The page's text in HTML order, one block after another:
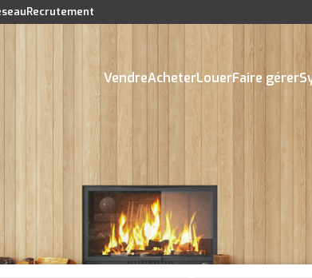
Recrutement
VendreAcheterLouerFaire gérer